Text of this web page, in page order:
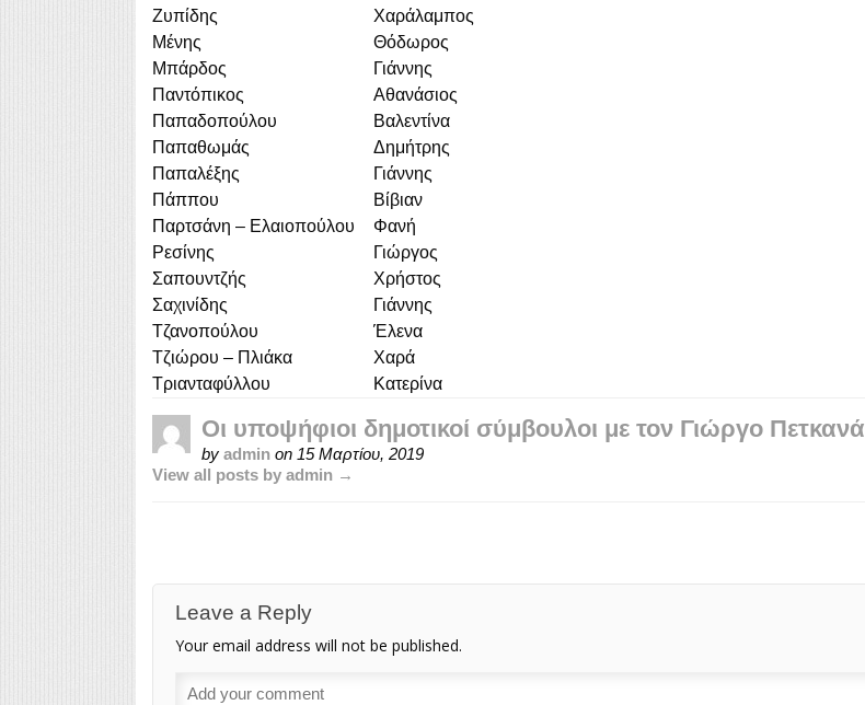
Ζυπίδης
Χαράλαμπος
Μένης
Θόδωρος
Μπάρδος
Γιάννης
Παντόπικος
Αθανάσιος
Παπαδοπούλου
Βαλεντίνα
Παπαθωμάς
Δημήτρης
Παπαλέξης
Γιάννης
Πάππου
Βίβιαν
Παρτσάνη – Ελαιοπούλου
Φανή
Ρεσίνης
Γιώργος
Σαπουντζής
Χρήστος
Σαχινίδης
Γιάννης
Τζανοπούλου
Έλενα
Τζιώρου – Πλιάκα
Χαρά
Τριανταφύλλου
Κατερίνα
Οι υποψήφιοι δημοτικοί σύμβουλοι με τον Γιώργο Πετκανά
by adminon 15 Μαρτίου, 2019
View all posts by admin →
Leave a Reply
Your email address will not be published.